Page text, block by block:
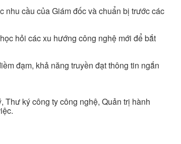
cầu của Giám đốc và chuẩn bị trước các
hỏi các xu hướng công nghệ mới để bắt
đạm, khả năng truyền đạt thông tin ngắn
Thư ký công ty công nghệ, Quản trị hành